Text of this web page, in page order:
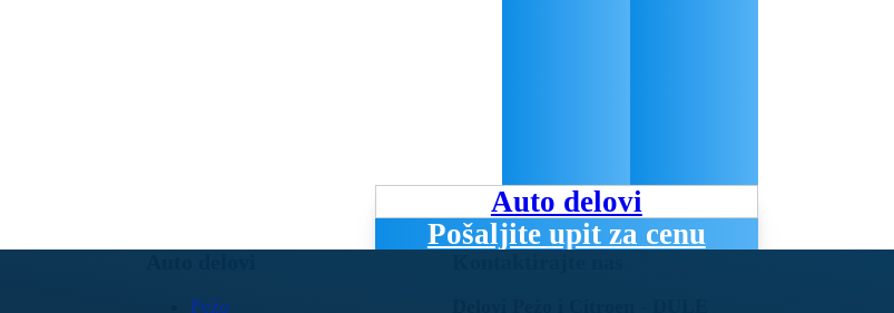
Auto delovi
Pošaljite upit za cenu
Pežo